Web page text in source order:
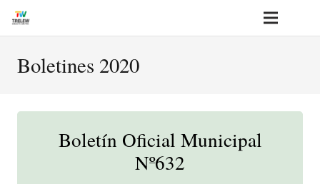
Boletines 2020
Boletín Oficial Municipal
Nº632